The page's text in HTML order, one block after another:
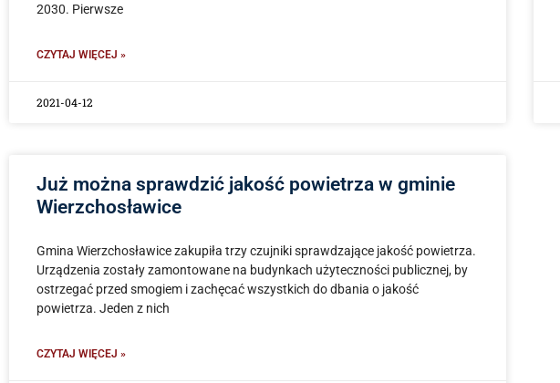
2030. Pierwsze
CZYTAJ WIĘCEJ »
2021-04-12
Już można sprawdzić jakość powietrza w gminie
Wierzchosławice
Gmina Wierzchosławice zakupiła trzy czujniki sprawdzające jakość powietrza.
Urządzenia zostały zamontowane na budynkach użyteczności publicznej, by
ostrzegać przed smogiem i zachęcać wszystkich do dbania o jakość
powietrza. Jeden z nich
CZYTAJ WIĘCEJ »